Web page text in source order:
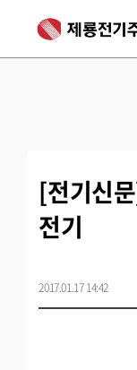
[전기신
전기
2017.01.17 14:42